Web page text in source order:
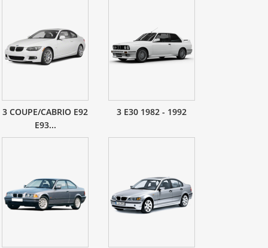
3 COUPE/CABRIO E92
E93...
3 E30 1982 - 1992